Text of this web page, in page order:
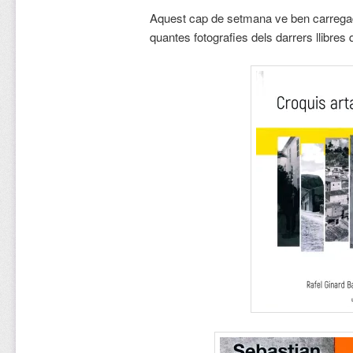
Aquest cap de setmana ve ben
quantes fotografies dels darrers llibres